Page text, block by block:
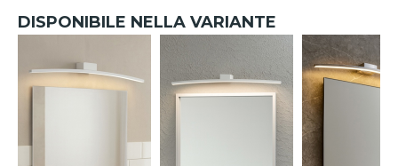
DISPONIBILE NELLA VARIANTE